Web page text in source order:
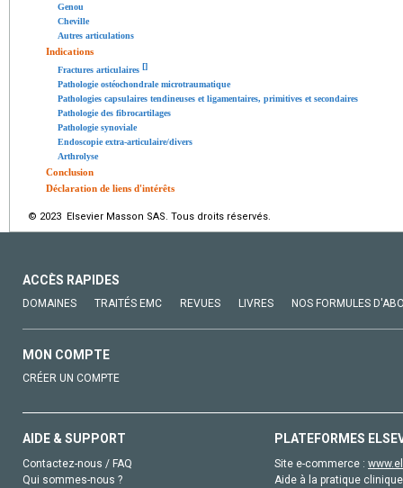
Genou
Cheville
Autres articulations
Indications
Fractures articulaires []
Pathologie ostéochondrale microtraumatique
Pathologies capsulaires tendineuses et ligamentaires, primitives et secondaires
Pathologie des fibrocartilages
Pathologie synoviale
Endoscopie extra-articulaire/divers
Arthrolyse
Conclusion
Déclaration de liens d'intérêts
© 2023 Elsevier Masson SAS. Tous droits réservés.
ACCÈS RAPIDES
DOMAINES TRAITÉS EMC REVUES LIVRES NOS FORMULES
MON COMPTE
CRÉER UN COMPTE
AIDE & SUPPORT
Contactez-nous / FAQ
Qui sommes-nous ?
PLATEFORMES
Site e-commerce :
Aide à la pratique